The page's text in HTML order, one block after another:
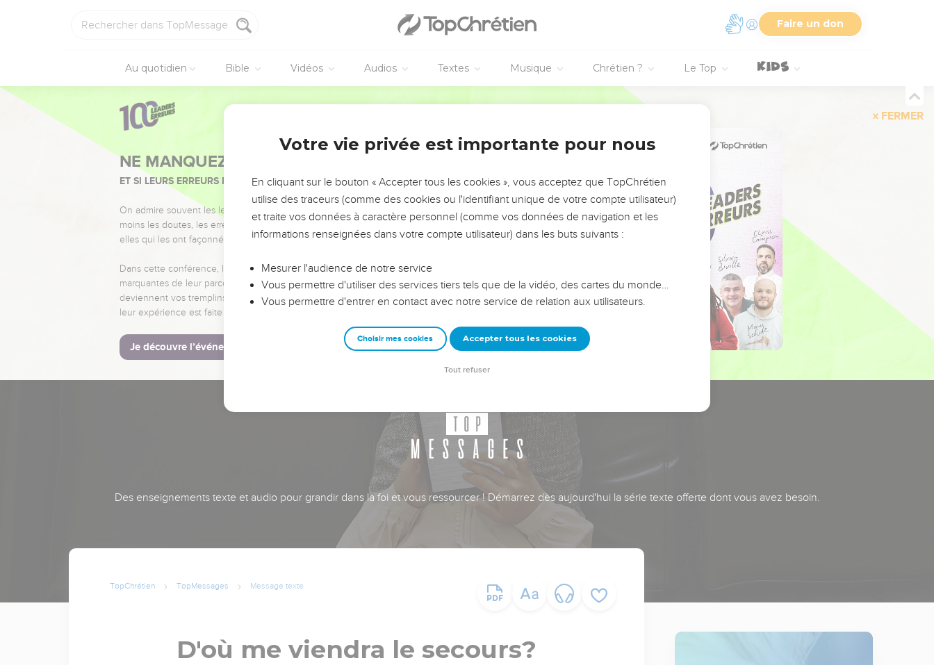
Faire un don
Au quotidien Bible Vidéos Audios Textes Musique Chrétien ? Le Top
FERMER
NE MANQUEZ PAS L’ÉVÉNEMENT DE L’ANNÉE !
ET SI LEURS ERREURS POUVAIENT VOUS ÉVITER LES VOTRES ?
On admire souvent les leaders pour leurs réussites, leur impact, leur foi ou leur vision. Mais on voit
moins les doutes, les erreurs et les saisons difficiles qu'ils ont traversés, alors même que ce sont
elles qui les ont façonnés.
Dans cette conférence, leaders, entrepreneurs, et responsables reviennent sur les erreurs
marquantes de leur parcours et les clés pour avancer avec plus de sagesse afin que leurs erreurs
deviennent vos tremplins. Que vous guidiez un ministère, une équipe, un groupe ou une famille,
leur expérience est faite pour vous.
Je découvre l’événement
Des enseignements texte et audio pour grandir dans la foi et vous ressourcer ! Démarrez dès aujourd'hui la série texte offerte dont vous avez besoin.
TopChrétien TopMessages Message texte
D'où me viendra le secours?
Votre vie privée est importante pour nous
En cliquant sur le bouton « Accepter tous les cookies », vous acceptez que TopChrétien
utilise des traceurs (comme des cookies ou l'identifiant unique de votre compte utilisateur)
et traite vos données à caractère personnel (comme vos données de navigation et les
informations renseignées dans votre compte utilisateur) dans les buts suivants :
Mesurer l'audience de notre service
Vous permettre d'utiliser des services tiers tels que de la vidéo, des cartes du monde…
Vous permettre d'entrer en contact avec notre service de relation aux utilisateurs.
Choisir mes cookies Accepter tous les cookies
Tout refuser